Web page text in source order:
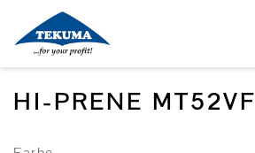
HI-PRENE MT52VF